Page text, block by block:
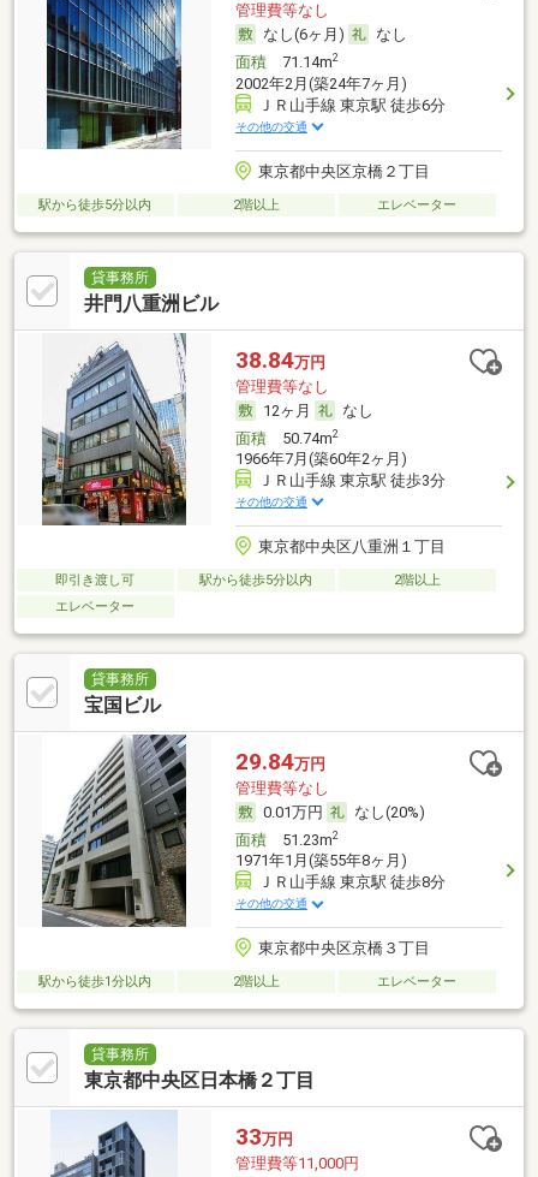
管理費等なし
なし(6ヶ月)
なし
面積71.14m2
2002年2月(築24年7ヶ月)
ＪＲ山手線 東京駅 徒歩6分
その他の交通
東京都中央区京橋２丁目
駅から徒歩5分以内 2階以上 エレベーター
貸事務所
井門八重洲ビル
38.84万円
管理費等なし
12ヶ月
なし
面積50.74m2
1966年7月(築60年2ヶ月)
ＪＲ山手線 東京駅 徒歩3分
その他の交通
東京都中央区八重洲１丁目
即引き渡し可 駅から徒歩5分以内
2階以上
エレベーター
貸事務所
宝国ビル
29.84万円
管理費等なし
0.01万円
なし(20%)
面積51.23m2
1971年1月(築55年8ヶ月)
ＪＲ山手線 東京駅 徒歩8分
その他の交通
東京都中央区京橋３丁目
駅から徒歩1分以内 2階以上 エレベーター
貸事務所
東京都中央区日本橋２丁目
33万円
管理費等11,000円